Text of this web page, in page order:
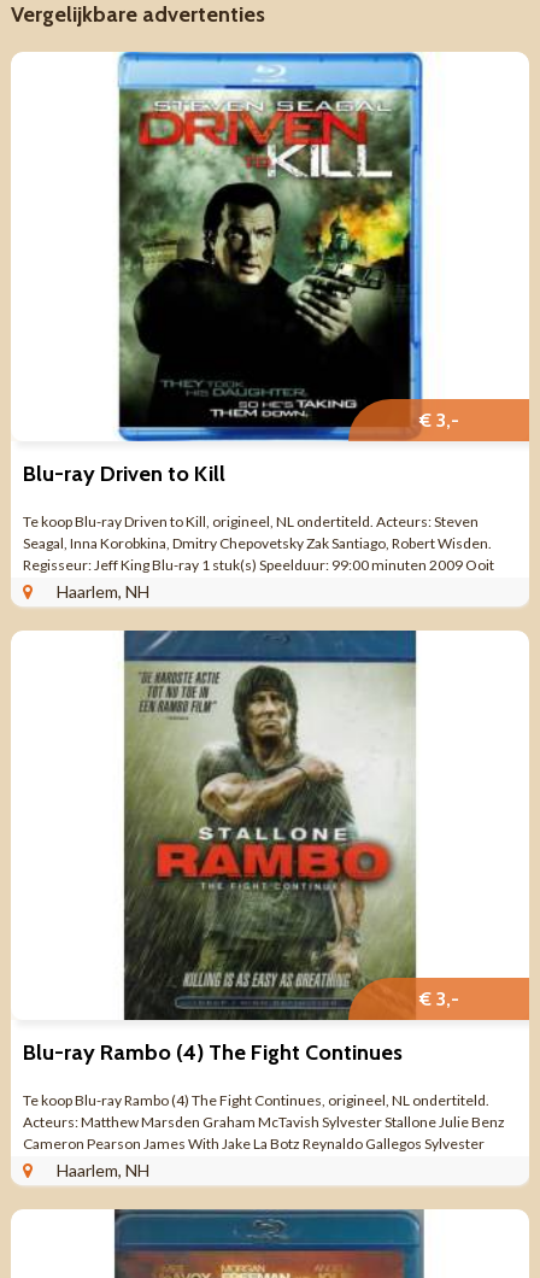
Vergelijkbare advertenties
€ 3,-
Blu-ray Driven to Kill
Te koop Blu-ray Driven to Kill, origineel, NL ondertiteld. Acteurs: Steven
Seagal, Inna Korobkina, Dmitry Chepovetsky Zak Santiago, Robert Wisden.
Regisseur: Jeff King Blu-ray 1 stuk(s) Speelduur: 99:00 minuten 2009 Ooit
was ...Haarlem, NH
€ 3,-
Blu-ray Rambo (4) The Fight Continues
Te koop Blu-ray Rambo (4) The Fight Continues, origineel, NL ondertiteld.
Acteurs: Matthew Marsden Graham McTavish Sylvester Stallone Julie Benz
Cameron Pearson James With Jake La Botz Reynaldo Gallegos Sylvester
Stallone James With ...
Haarlem, NH